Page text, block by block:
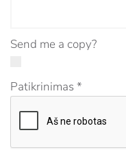
Send me a copy?
Patikrinimas*